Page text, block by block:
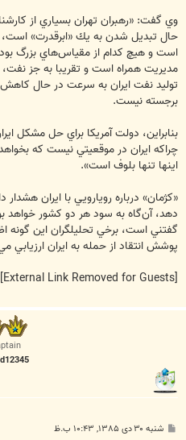
وي گفت: «رهبران تهران بسياري از
حال تبديل شدن به يك «ابرقدرت» است،
است و هيچ كدام از مقياس‌هاي بزرگ
مديريت همراه است و تقريبا به جز
توليد نفت ايران به سرعت در حال
برجسته نيست.
بنابراين، دولت آمريكا براي حل مشكل
چراكه ايران در موقعيتي نيست كه
اينها تنها بلوف است».
«كژمان» درباره رويارويي با ايران
دهد، آن‌گاه به سود هر دو كشور خواهد
گفتني است، برخي تحليلگران اين گونه
پوشش انتقاد از حمله به ايران ارزيابي
پ شنبه ۳۰ دی ۱۳۸۵, ۱۰:۴۳ ب.ظ